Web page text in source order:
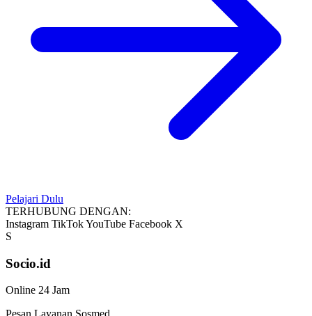
Pelajari Dulu
TERHUBUNG DENGAN:
Instagram TikTokYouTube Facebook X
S
Socio.id
Online 24 Jam